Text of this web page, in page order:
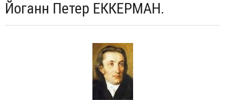
Йоганн Петер ЕККЕРМАН.